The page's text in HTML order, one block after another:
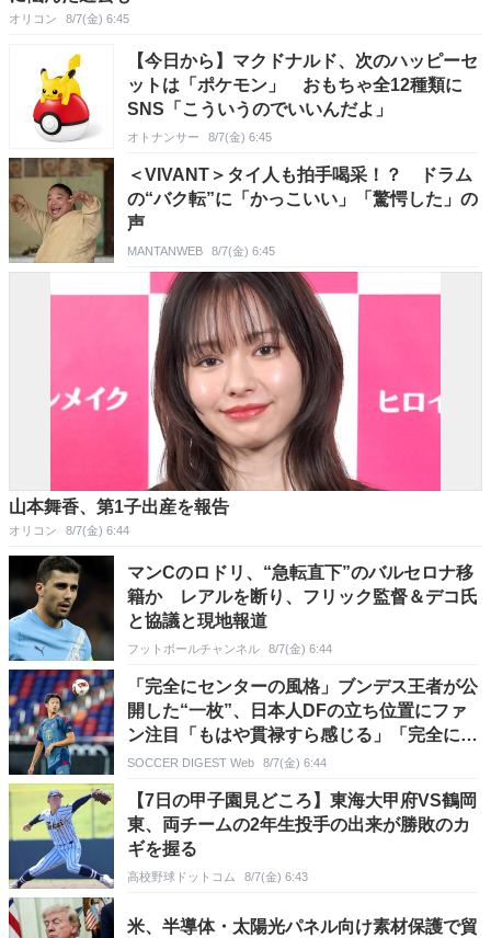
オリコン 8/7(金) 6:45
【今日から】マクドナルド、次のハッピーセ
ットは「ポケモン」 おもちゃ全12種類に
SNS「こういうのでいいんだよ」
オトナンサー 8/7(金) 6:45
＜VIVANT＞タイ人も拍手喝采！？ ドラム
の“バク転”に「かっこいい」「驚愕した」の
声
MANTANWEB 8/7(金) 6:45
山本舞香、第1子出産を報告
オリコン 8/7(金) 6:44
マンCのロドリ、“急転直下”のバルセロナ移
籍か レアルを断り、フリック監督＆デコ氏
と協議と現地報道
フットボールチャンネル 8/7(金) 6:44
「完全にセンターの風格」ブンデス王者が公
開した“一枚”、日本人DFの立ち位置にファ
ン注目「もはや貫禄すら感じる」「完全にモ
デル」
SOCCER DIGEST Web 8/7(金) 6:44
【7日の甲子園見どころ】東海大甲府VS鶴岡
東、両チームの2年生投手の出来が勝敗のカ
ギを握る
高校野球ドットコム 8/7(金) 6:43
米、半導体・太陽光パネル向け素材保護で貿